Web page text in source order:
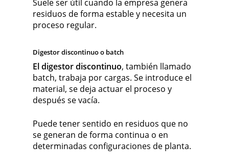
Suele ser útil cuando la empresa genera
residuos de forma estable y necesita un
proceso regular.
Digestor discontinuo o batch
El digestor discontinuo, también llamado
batch, trabaja por cargas. Se introduce el
material, se deja actuar el proceso y
después se vacía.
Puede tener sentido en residuos que no
se generan de forma continua o en
determinadas configuraciones de planta.